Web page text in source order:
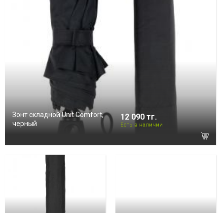
Зонт складной Unit Comfort,
черный
12 090 тг.
Есть в наличии